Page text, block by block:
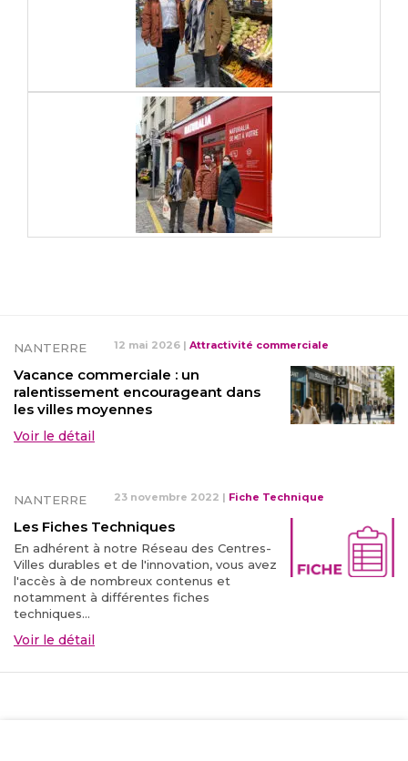
NANTERRE 12 mai 2026 | Attractivité commerciale
Vacance commerciale : un
ralentissement encourageant dans
les villes moyennes
Voir le détail
NANTERRE 23 novembre 2022 | Fiche Technique
Les Fiches Techniques
En adhérent à notre Réseau des Centres-
Villes durables et de l'innovation, vous avez
l'accès à de nombreux contenus et
notamment à différentes fiches
techniques...
Voir le détail